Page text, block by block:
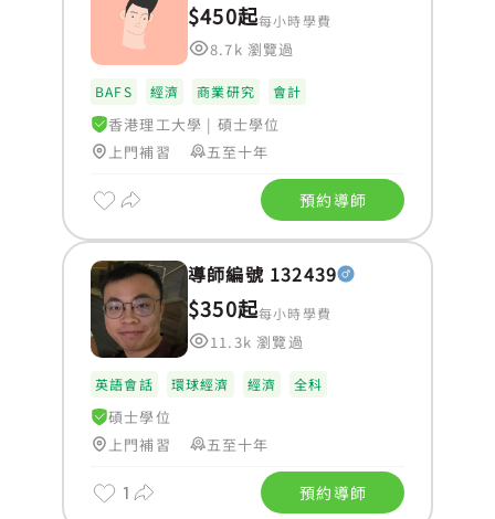
$450起每小時學費
8.7k 瀏覽過
BAFS 經濟 商業研究 會計
香港理工大學 | 碩士學位
上門補習
五至十年
預約導師
導師編號 132439
$350起每小時學費
11.3k 瀏覽過
英語會話 環球經濟 經濟 全科
碩士學位
上門補習
五至十年
1 預約導師